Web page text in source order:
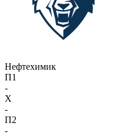
Нефтехимик
П1
-
X
-
П2
-